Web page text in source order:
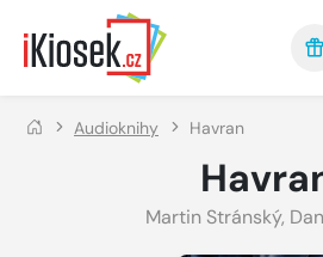
Přejít na hlavní obsah
Audioknihy Havran
Martin Stránský,